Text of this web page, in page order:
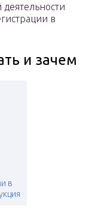
в
и зачем
в